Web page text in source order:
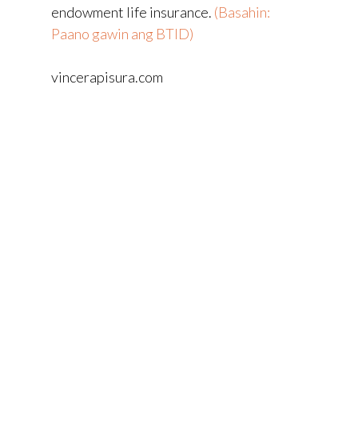
endowment life insurance. (Basahin:
Paano gawin ang BTID)
vincerapisura.com